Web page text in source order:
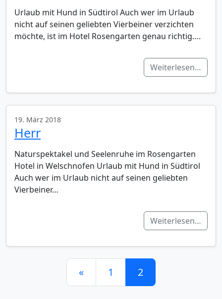
Urlaub mit Hund in Südtirol Auch wer im Urlaub
nicht auf seinen geliebten Vierbeiner verzichten
möchte, ist im Hotel Rosengarten genau richtig….
Weiterlesen…
19. März 2018
Herr
Naturspektakel und Seelenruhe im Rosengarten
Hotel in Welschnofen Urlaub mit Hund in Südtirol
Auch wer im Urlaub nicht auf seinen geliebten
Vierbeiner…
Weiterlesen…
Beitrags-Navigation
« 1 2